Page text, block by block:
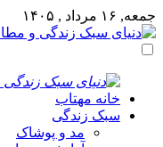
جمعه, ۱۶ مرداد , ۱۴۰۵
خانه مهتاب
سبک زندگی
مد و پوشاک